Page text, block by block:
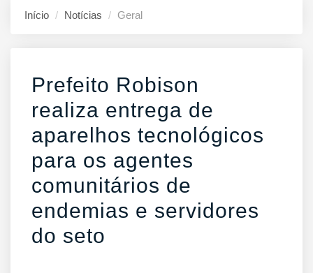
Início Notícias Geral
Prefeito Robison
realiza entrega de
aparelhos tecnológicos
para os agentes
comunitários de
endemias e servidores
do seto